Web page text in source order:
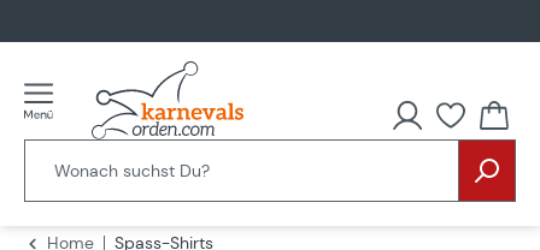
Home
Spass-Shirts